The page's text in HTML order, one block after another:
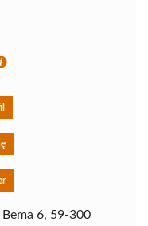
Bema 6, 59-300